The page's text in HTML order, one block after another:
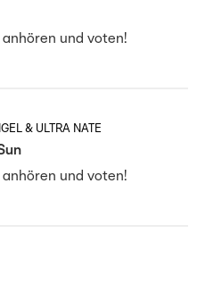
anhören und voten!
& ULTRA NATÉ
anhören und voten!